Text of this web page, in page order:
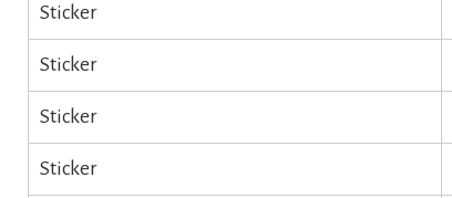
Sticker
Sticker
Sticker
Sticker